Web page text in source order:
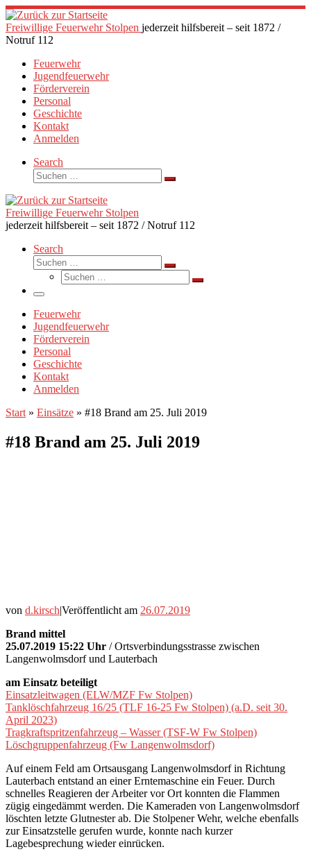
Zum
Inhalt
springen
Freiwillige Feuerwehr Stolpen jederzeit hilfsbereit – seit 1872 /
Notruf 112
Feuerwehr
Jugendfeuerwehr
Förderverein
Personal
Geschichte
Kontakt
Anmelden
Search
Suche
Suchen …
Freiwillige Feuerwehr Stolpen
jederzeit hilfsbereit – seit 1872 / Notruf 112
Search
Suche
Suchen …
Suche
Suchen …
Menü
Feuerwehr
Jugendfeuerwehr
Förderverein
Personal
Geschichte
Kontakt
Anmelden
Start » Einsätze » #18 Brand am 25. Juli 2019
#18 Brand am 25. Juli 2019
von d.kirsch|Veröffentlicht am 26.07.2019
Brand mittel
25.07.2019 15:22 Uhr / Ortsverbindungsstrasse zwischen
Langenwolmsdorf und Lauterbach
am Einsatz beteiligt
Einsatzleitwagen (ELW/MZF Fw Stolpen)
Tanklöschfahrzeug 16/25 (TLF 16-25 Fw Stolpen) (a.D. seit 30.
April 2023)
Tragkraftspritzenfahrzeug – Wasser (TSF-W Fw Stolpen)
Löschgruppenfahrzeug (Fw Langenwolmsdorf)
Auf einem Feld am Ortsausgang Langenwolmsdorf in Richtung
Lauterbach entstand an einer Erntemaschine ein Feuer. Durch
schnelles Reagieren der Arbeiter vor Ort konnten die Flammen
zügig eingedämmt werden. Die Kameraden von Langenwolmsdorf
löschten letzte Glutnester ab. Die Stolpener Wehr, welche ebenfalls
zur Einsatzstelle gerufen wurde, konnte nach kurzer
Lagebesprechung wieder einrücken.